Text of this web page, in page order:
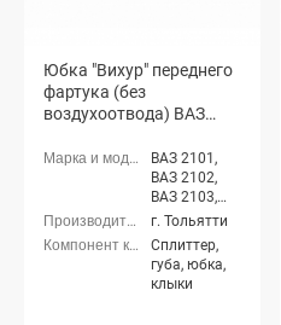
Юбка "Вихур" переднего
фартука (без
воздухоотвода) ВАЗ
(неокрашенная)ВАЗ 2101,
ВАЗ 2102,
ВАЗ 2103,
ВАЗ 2104,
ВАЗ 2105,
ВАЗ 2106,
ВАЗ 2107
г. Тольятти
Сплиттер,
губа, юбка,
клыки